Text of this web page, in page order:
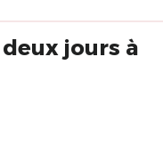
jours à